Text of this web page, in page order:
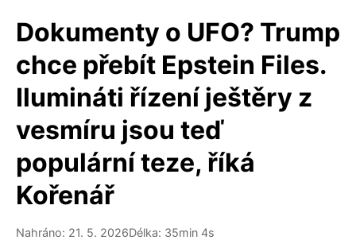
Dokumenty o UFO? Trump
chce přebít Epstein Files.
Ilumináti řízení ještěry z
vesmíru jsou teď
populární teze, říká
Kořenář
Nahráno: 21. 5. 2026Délka: 35min 4s